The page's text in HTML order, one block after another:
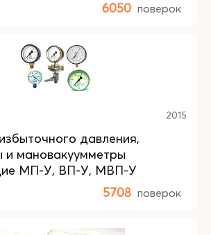
6050 поверок
2015
давления,
и мановакуумметры
МП-У, ВП-У, МВП-У
5708 поверок